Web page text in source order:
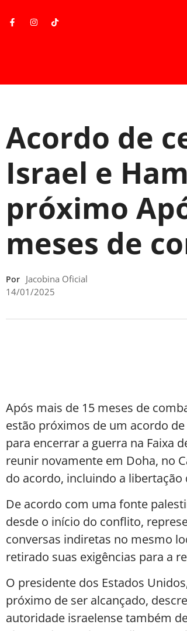
Acordo de
Israel e
próximo
meses de
Por Jacobina Oficial
14/01/2025
Após mais de 15 meses de
estão próximos de um acordo
para encerrar a guerra na Faixa
reunir novamente em Doha, no
do acordo, incluindo a libertação
De acordo com uma fonte
desde o início do conflito,
conversas indiretas no mesmo
retirado suas exigências para a
O presidente dos Estados
próximo de ser alcançado,
autoridade israelense também